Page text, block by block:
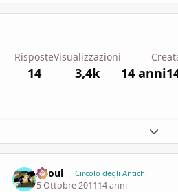
Risposte
14
Visualizzazioni
3,4k 14 anni
Zhoul Circolo degli Antichi
5 Ottobre 201114 anni